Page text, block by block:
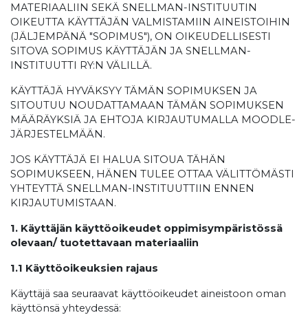
MATERIAALIIN SEKÄ SNELLMAN-INSTITUUTIN
OIKEUTTA KÄYTTÄJÄN VALMISTAMIIN AINEISTOIHIN
(JÄLJEMPÄNÄ "SOPIMUS"), ON OIKEUDELLISESTI
SITOVA SOPIMUS KÄYTTÄJÄN JA SNELLMAN-
INSTITUUTTI RY:N VÄLILLÄ.
KÄYTTÄJÄ HYVÄKSYY TÄMÄN SOPIMUKSEN JA
SITOUTUU NOUDATTAMAAN TÄMÄN SOPIMUKSEN
MÄÄRÄYKSIÄ JA EHTOJA KIRJAUTUMALLA MOODLE-
JÄRJESTELMÄÄN.
JOS KÄYTTÄJÄ EI HALUA SITOUA TÄHÄN
SOPIMUKSEEN, HÄNEN TULEE OTTAA VÄLITTÖMÄSTI
YHTEYTTÄ SNELLMAN-INSTITUUTTIIN ENNEN
KIRJAUTUMISTAAN.
1. Käyttäjän käyttöoikeudet oppimisympäristössä
olevaan/ tuotettavaan materiaaliin
1.1 Käyttöoikeuksien rajaus
Käyttäjä saa seuraavat käyttöoikeudet aineistoon oman
käyttönsä yhteydessä: